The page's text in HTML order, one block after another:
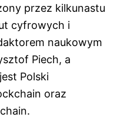
przez kilkunastu
cyfrowych i
naukowym
Piech, a
Polski
oraz